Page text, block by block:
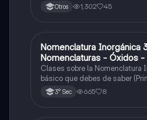
Otros 1,302 45
Química
Nomenclatura Inorgánica
Nomenclaturas - Óxidos
Hidróxido o Bases
Clases sobre la Nomenclatura
básico que debes de saber
2025)3° Sec 665 8